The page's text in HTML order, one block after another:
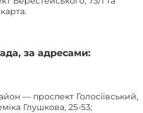
за адресами:
— проспект Голосіївський,
Глушкова, 25-53;